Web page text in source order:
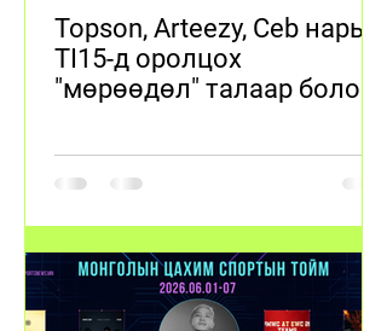
Topson, Arteezy, Ceb нарын
TI15-д оролцох
"мөрөөдөл" талаар болов